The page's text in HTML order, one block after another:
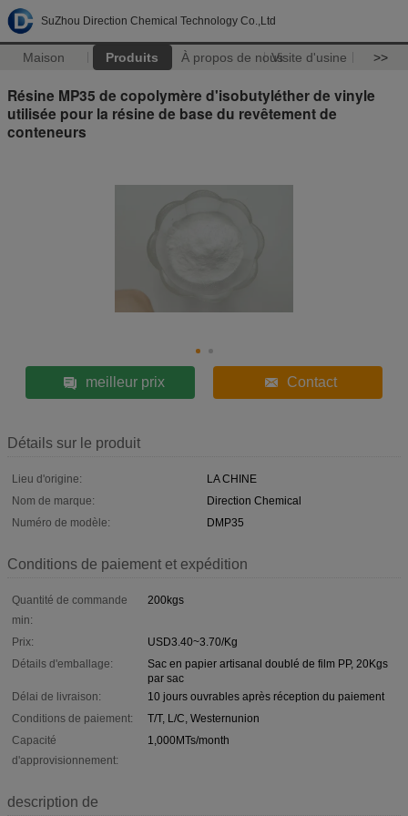
SuZhou Direction Chemical Technology Co.,Ltd
Maison Produits À propos de nousVisite d'usine >>
Résine MP35 de copolymère d'isobutyléther de vinyle
utilisée pour la résine de base du revêtement de
conteneurs
meilleur prix Contact
Détails sur le produit
Lieu d'origine:
LA CHINE
Nom de marque:
Direction Chemical
Numéro de modèle:
DMP35
Conditions de paiement et expédition
Quantité de commande
min:
200kgs
Prix:
USD3.40~3.70/Kg
Détails d'emballage:
Sac en papier artisanal doublé de film PP, 20Kgs
par sac
Délai de livraison:
10 jours ouvrables après réception du paiement
Conditions de paiement:
T/T, L/C, Westernunion
Capacité
d'approvisionnement:
1,000MTs/month
description de